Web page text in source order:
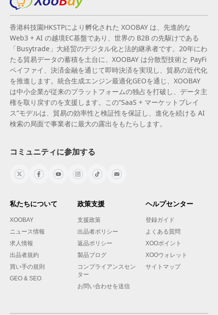
香港科技園HKSTPにより孵化された XOOBAY は、先進的な
Web3 + AI の越境EC基盤であり、世界の B2B の先駆けである
「Busytrade」大経贸のデジタル化と法的継承者です。20年にわ
たる貿易データの蓄積を土台に、XOOBAY は分散型技術と PayFi
ペイファイ、決済金融を通じて即時決済を実現し、貿易の近代化
を推進します。統合生成エンジン最適化GEOを通じ、XOOBAY
は中小企業が従来のプラットフォームの独占を打破し、データ主
権を取り戻すのを支援します。この“SaaS + マーケットプレイ
ス”モデルは、貿易の効率性と検証性を保証し、進化を続ける AI
検索の局面で事業者に最大の露出をもたらします。
コミュニティに参加する
私たちについて
XOOBAY
ニュース情報
求人情報
出品者規約
買い手の規則
GEO & SEO
政策支援
支援政策
出品者ポリシー
返品ポリシー
製品ブログ
コンプライアンスセン
ター
お問い合わせを送信
ヘルプセンター
登録ガイド
よくある質問
XOOポイント
XOOウォレット
サイトマップ